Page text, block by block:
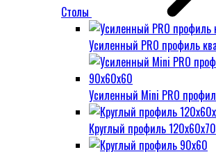
Столы
Усиленный PRO профиль
Усиленный Mini PRO
Круглый профиль 120х60х70